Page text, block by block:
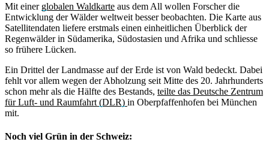
Mit einer globalen Waldkarte aus dem All wollen Forscher die
Entwicklung der Wälder weltweit besser beobachten. Die Karte aus
Satellitendaten liefere erstmals einen einheitlichen Überblick der
Regenwälder in Südamerika, Südostasien und Afrika und schliesse
so frühere Lücken.
Ein Drittel der Landmasse auf der Erde ist von Wald bedeckt. Dabei
fehlt vor allem wegen der Abholzung seit Mitte des 20. Jahrhunderts
schon mehr als die Hälfte des Bestands, teilte das Deutsche Zentrum
für Luft- und Raumfahrt (DLR) in Oberpfaffenhofen bei München
mit.
Noch viel Grün in der Schweiz: